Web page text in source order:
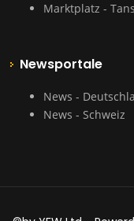
Marktplatz -
Newsportale
News -
News - Schweiz